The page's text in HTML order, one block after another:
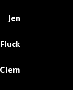
Jen
Fluck
Clem